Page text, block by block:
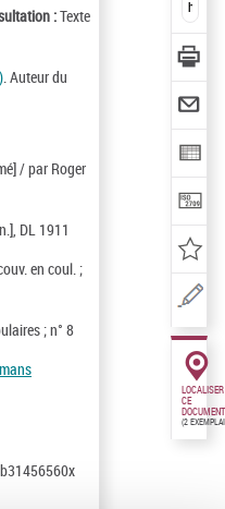
:Texte
. Auteur du
/ par Roger
DL 1911
en coul. ;
; n° 8
LOCALISER
CE
DOCUMENT
(2